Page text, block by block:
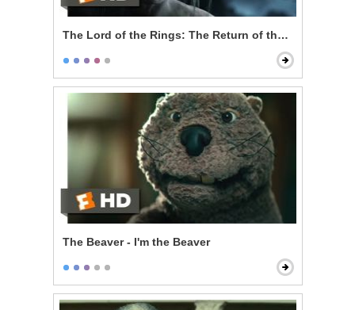
The Lord of the Rings: The Return of the King - My
The Beaver - I'm the Beaver